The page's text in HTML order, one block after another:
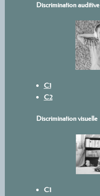
Discrimination auditive
C1
C2
Discrimination visuelle
C1